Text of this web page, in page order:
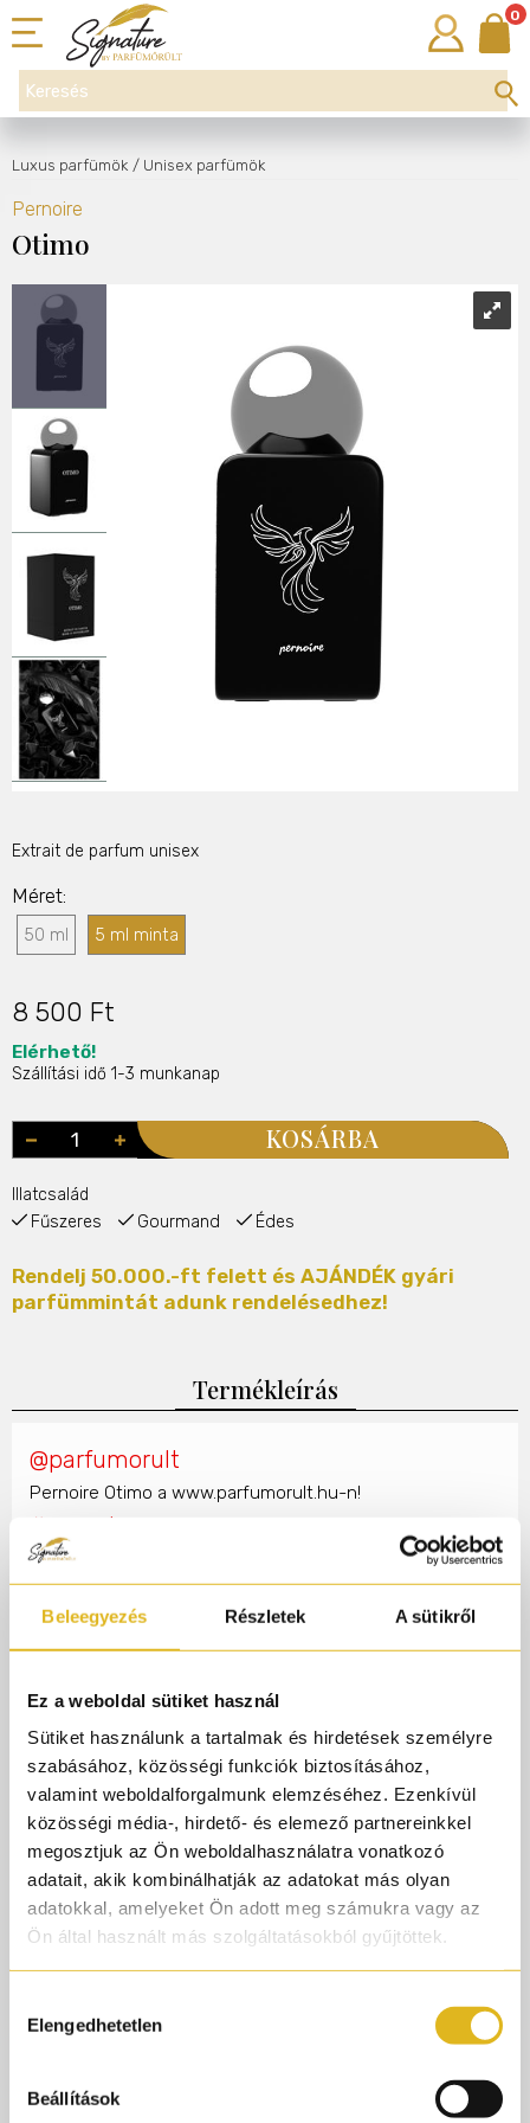
Beleegyezés Részletek A sütikről
Ez a weboldal sütiket használ
Sütiket használunk a tartalmak és hirdetések személyre
szabásához, közösségi funkciók biztosításához,
valamint weboldalforgalmunk elemzéséhez. Ezenkívül
közösségi média-, hirdető- és elemező partnereinkkel
megosztjuk az Ön weboldalhasználatra vonatkozó
adatait, akik kombinálhatják az adatokat más olyan
adatokkal, amelyeket Ön adott meg számukra vagy az
Ön által használt más szolgáltatásokból gyűjtöttek.
kiválasztása
Elengedhetetlen
Beállítások
0
Luxus parfümök / Unisex parfümök
Pernoire
Otimo
Extrait de parfum unisex
Méret
50 ml 5 ml minta
8 500 Ft
Elérhető!
Szállítási idő 1-3 munkanap
KOSÁRBA
Illatcsalád
Fűszeres Gourmand Édes
Rendelj 50.000.-ft felett és AJÁNDÉK gyári
parfümmintát adunk rendelésedhez!
Termékleírás
@parfumorult
Pernoire Otimo a www.parfumorult.hu-n!
#pernoire
#luxusparfum
#niche
#parfüm
#fragance
#parfumtok
#cologne
#parfum
#fy
#foryou
#parfume
#herod
#neked